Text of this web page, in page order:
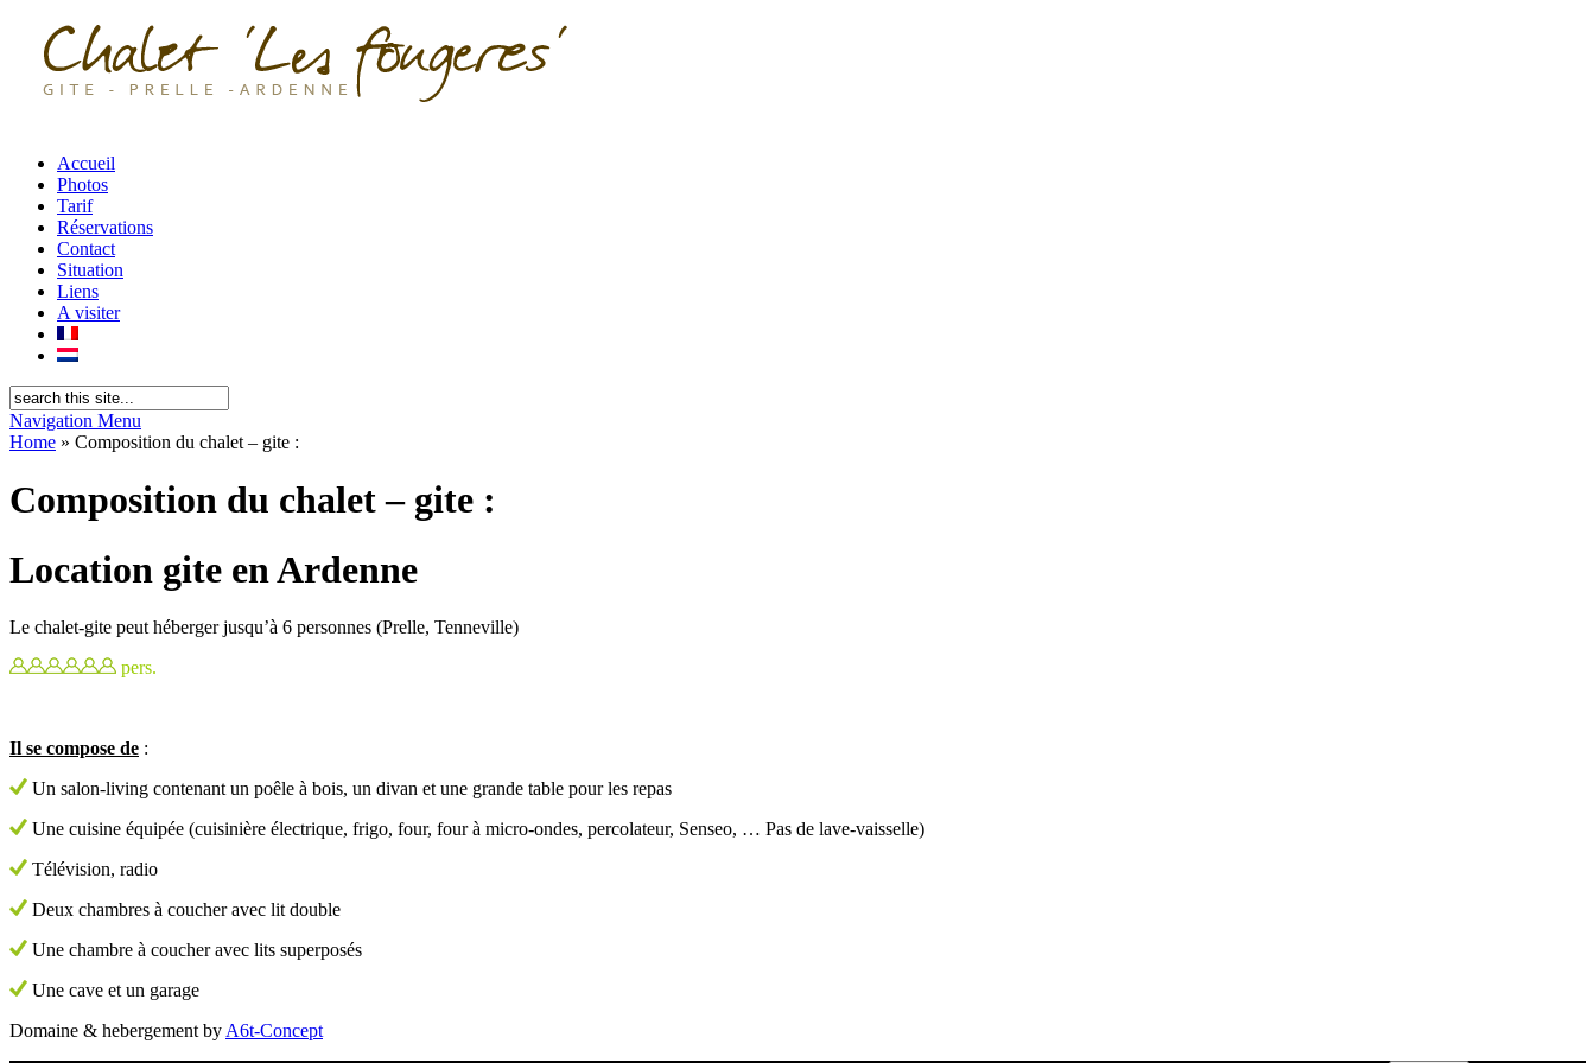
Accueil
Photos
Tarif
Réservations
Contact
Situation
Liens
A visiter
Navigation Menu
Home » Composition du chalet – gite :
Composition du chalet – gite :
Location gite en Ardenne
Le chalet-gite peut héberger jusqu’à 6 personnes (Prelle, Tenneville)
pers.
Il se compose de :
Un salon-living contenant un poêle à bois, un divan et une grande table pour les repas
Une cuisine équipée (cuisinière électrique, frigo, four, four à micro-ondes, percolateur, Senseo, … Pas de lave-vaisselle)
Télévision, radio
Deux chambres à coucher avec lit double
Une chambre à coucher avec lits superposés
Une cave et un garage
Domaine & hebergement by A6t-Concept